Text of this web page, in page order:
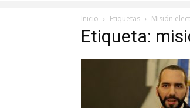
Inicio Etiquetas Misión
Etiqueta: